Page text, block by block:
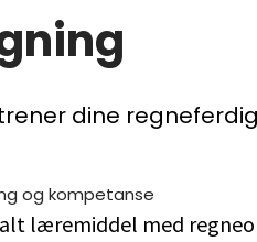
dine
og kompetanse
læremiddel med